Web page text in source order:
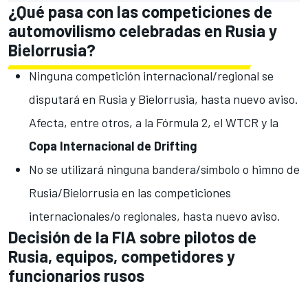
¿Qué pasa con las competiciones de
automovilismo celebradas en Rusia y
Bielorrusia?
Ninguna competición internacional/regional se
disputará en Rusia y Bielorrusia, hasta nuevo aviso.
Afecta, entre otros, a la Fórmula 2, el WTCR y la
Copa Internacional de Drifting
No se utilizará ninguna bandera/símbolo o himno de
Rusia/Bielorrusia en las competiciones
internacionales/o regionales, hasta nuevo aviso.
Decisión de la FIA sobre pilotos de
Rusia, equipos, competidores y
funcionarios rusos